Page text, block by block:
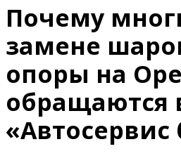
Почему
замене
опоры на
обращаются
«Автосервис